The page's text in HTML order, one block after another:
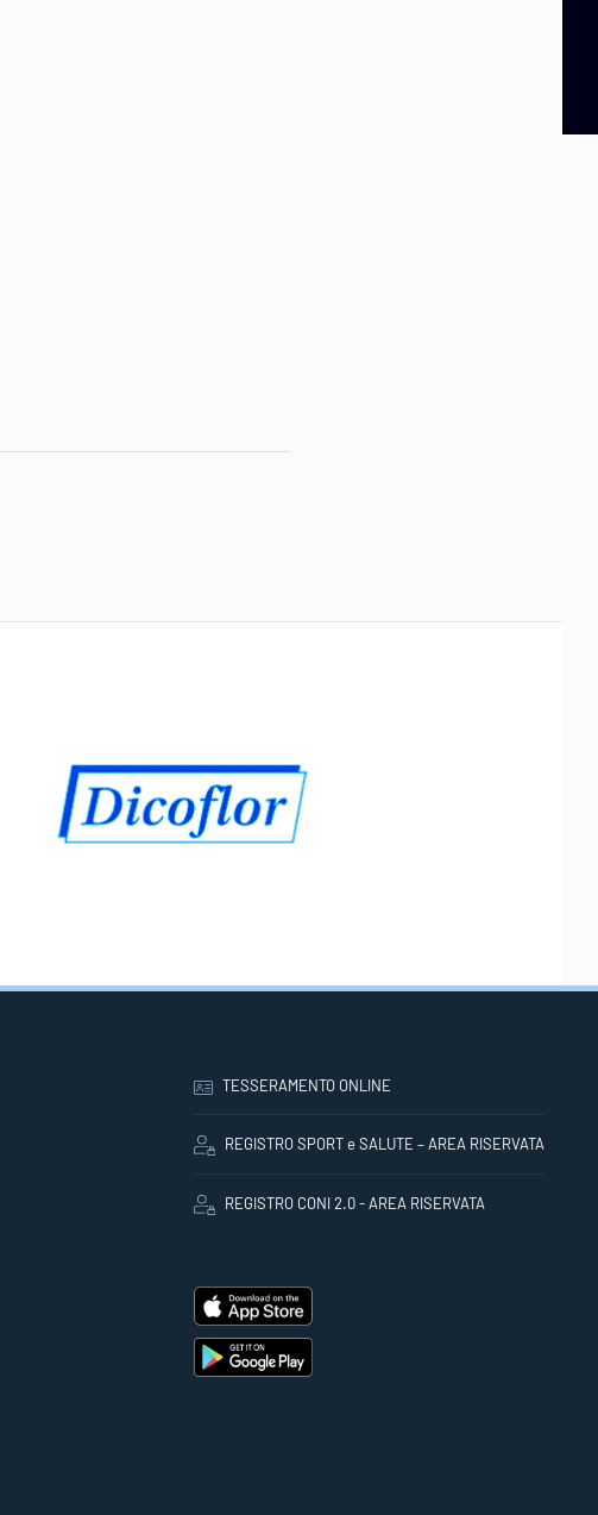
TESSERAMENTO ONLINE
REGISTRO SPORT e SALUTE – AREA RISERVATA
REGISTRO CONI 2.0 - AREA RISERVATA